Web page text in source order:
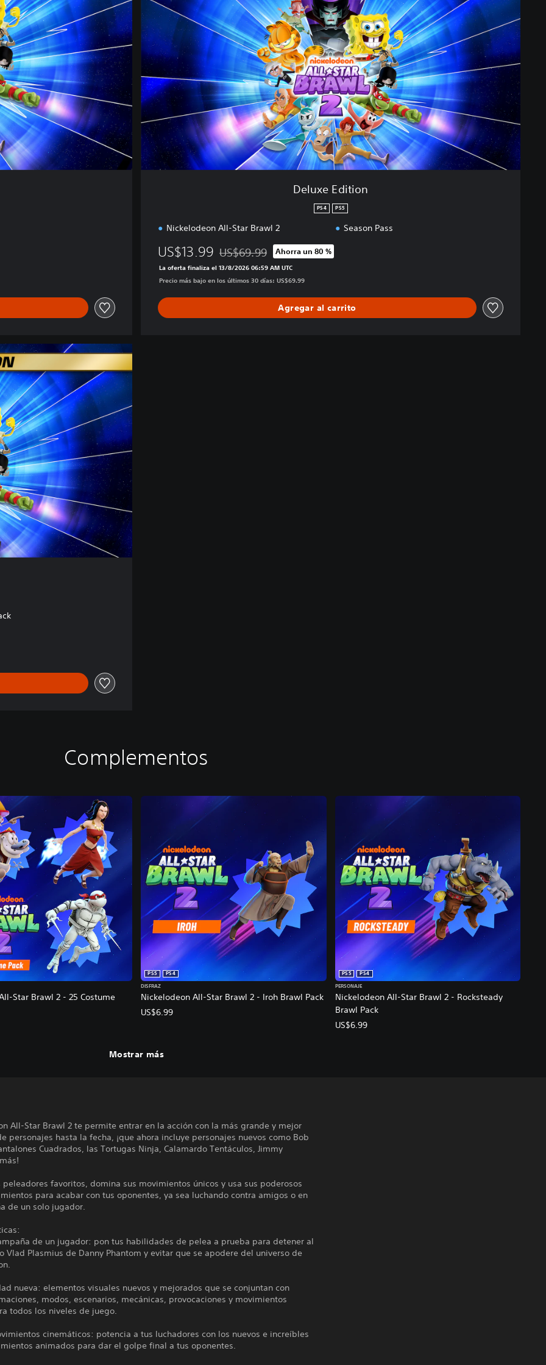
x
E
d
t
i
o
n
Deluxe Edition
PS4 PS5
Nickelodeon All-Star Brawl 2 Season Pass
US$13.99 Rebajado del precio original de US$69.99
US$69.99 Ahorra un 80 %
La oferta finaliza el 13/8/2026 06:59 AM UTC
Precio más bajo en los últimos 30 días: US$69.99
Agregar al carrito
Complementos
Star Brawl 2 - 25 Costume
Nickelodeon All-Star Brawl 2 - Iroh Brawl Pack
PS5
PS4
DISFRAZ
US$6.99
Nickelodeon All-Star Brawl 2 - Rocksteady
Brawl Pack
PS5
PS4
PERSONAJE
US$6.99
Mostrar más
All-Star Brawl 2 te permite entrar en la acción con la más grande y mejor
personajes hasta la fecha, ¡que ahora incluye personajes nuevos como Bob
Cuadrados, las Tortugas Ninja, Calamardo Tentáculos, Jimmy
peleadores favoritos, domina sus movimientos únicos y usa sus poderosos
para acabar con tus oponentes, ya sea luchando contra amigos o en
de un solo jugador.
de un jugador: pon tus habilidades de pelea a prueba para detener al
Vlad Plasmius de Danny Phantom y evitar que se apodere del universo de
nueva: elementos visuales nuevos y mejorados que se conjuntan con
modos, escenarios, mecánicas, provocaciones y movimientos
todos los niveles de juego.
cinemáticos: potencia a tus luchadores con los nuevos e increíbles
animados para dar el golpe final a tus oponentes.